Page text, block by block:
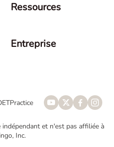
Ressources
Entreprise
et n'est pas affiliée à
Inc.